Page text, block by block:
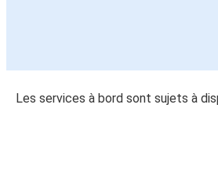
Les services à bord sont sujets à